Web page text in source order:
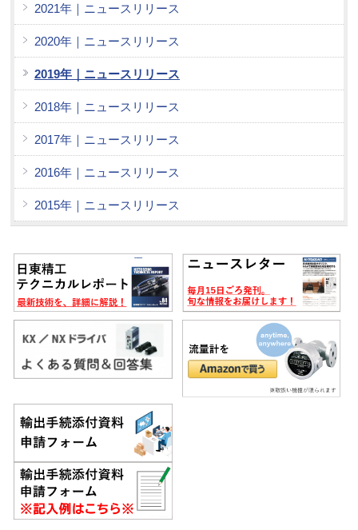
2021年｜ニュースリリース
2020年｜ニュースリリース
2019年｜ニュースリリース
2018年｜ニュースリリース
2017年｜ニュースリリース
2016年｜ニュースリリース
2015年｜ニュースリリース